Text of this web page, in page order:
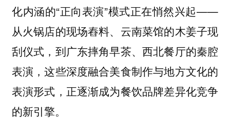
化内涵的“正向表演”模式正在悄然兴起——
从火锅店的现场舂料、云南菜馆的木姜子现
刮仪式，到广东摔角早茶、西北餐厅的秦腔
表演，这些深度融合美食制作与地方文化的
表演形式，正逐渐成为餐饮品牌差异化竞争
的新引擎。